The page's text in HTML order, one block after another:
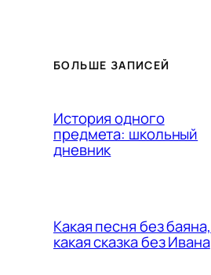
БОЛЬШЕ ЗАПИСЕЙ
История одного
предмета: школьный
дневник
Какая песня без баяна,
какая сказка без Ивана